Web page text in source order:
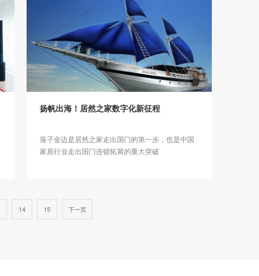
国内众多家居大牌一起走向国际化，在国外市场掀
起“中国家居消费热潮”。
扬帆出海！居然之家数字化新征程
落子金边是居然之家走出国门的第一步，也是中国
家居行业走出国门连锁拓展的重大突破
14 15 下一页